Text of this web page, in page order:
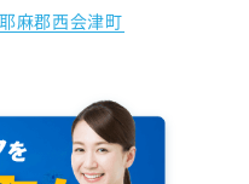
耶麻郡西会津町